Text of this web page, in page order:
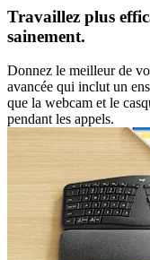
Travaillez plus
sainement.
Donnez le meilleur de
avancée qui inclut un
que la webcam et le
pendant les appels.